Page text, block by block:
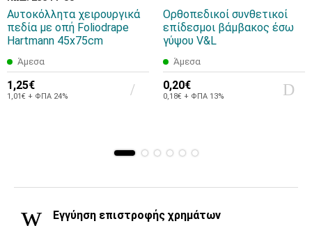
Αυτοκόλλητα χειρουργικά
πεδία με οπή Foliodrape
Hartmann 45x75cm
Άμεσα
1,25€
1,01€ + ΦΠΑ 24%
Ορθοπεδικοί συνθετικοί
επίδεσμοι βάμβακος έσω
γύψου V&L
Άμεσα
0,20€
0,18€ + ΦΠΑ 13%
Εγγύηση επιστροφής χρημάτων